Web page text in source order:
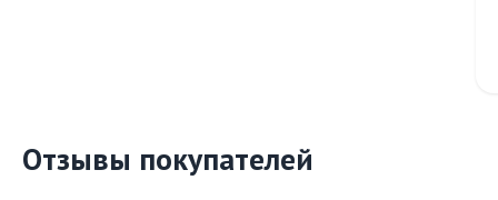
Отзывы покупателей